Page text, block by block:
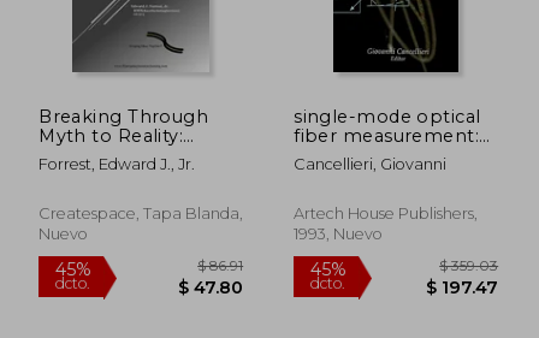
Breaking Through
Myth to Reality:
Future Proof Fiber
Optic Inspection and
Forrest, Edward J., Jr.
Createspace, Tapa Blanda,
Nuevo
single-mode optical
fiber measurement:
characterization and
sensing (en Inglés)
Cancellieri, Giovanni
Artech House Publishers,
1993, Nuevo